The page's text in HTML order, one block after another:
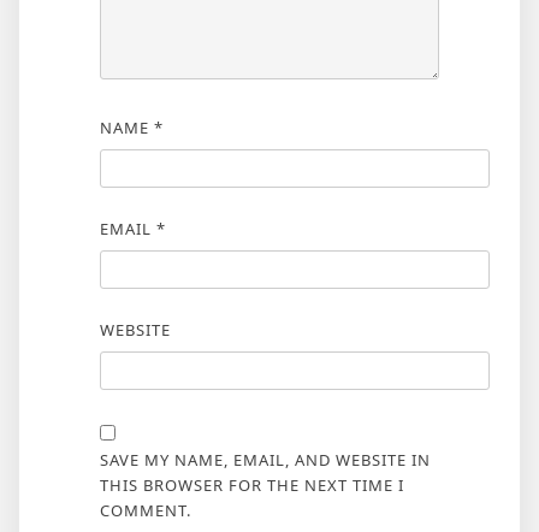
NAME *
EMAIL *
WEBSITE
SAVE MY NAME, EMAIL, AND WEBSITE IN
THIS BROWSER FOR THE NEXT TIME I
COMMENT.